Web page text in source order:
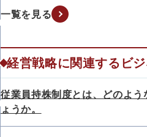
一覧を見る
経営戦略に関連するビ
従業員持株制度とは、どのよう
ょうか。